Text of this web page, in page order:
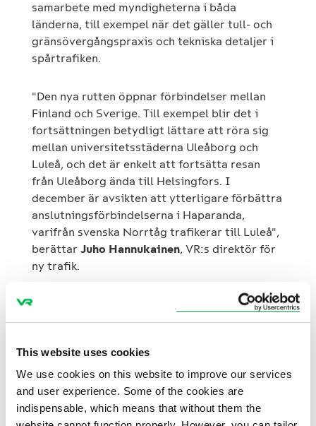
This website uses cookies
We use cookies on this website to improve our services
and user experience. Some of the cookies are
indispensable, which means that without them the
samarbete med myndigheterna i båda
länderna, till exempel när det gäller tull- och
gränsövergångspraxis och tekniska detaljer i
spårtrafiken.
"Den nya rutten öppnar förbindelser mellan
Finland och Sverige. Till exempel blir det i
fortsättningen betydligt lättare att röra sig
mellan universitetsstäderna Uleåborg och
Luleå, och det är enkelt att fortsätta resan
från Uleåborg ända till Helsingfors. I
december är avsikten att ytterligare förbättra
anslutningsförbindelserna i Haparanda,
varifrån svenska Norrtåg trafikerar till Luleå",
berättar Juho Hannukainen, VR:s direktör för
ny trafik.
Kommunerna har förbundit sig att med sina
egna insatser finansiera uppstarten av
"Spårförbindelsen har en mycket viktig
betydelse regionalt, eftersom den förbättrar
förbindelserna inte bara mellan norra Finland